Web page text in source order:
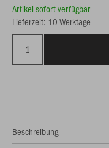
Artikel sofort verfügbar
Lieferzeit: 10 Werktage
Beschreibung